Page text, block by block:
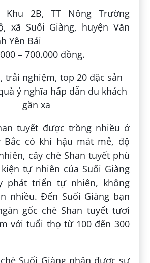
2B, TT Nông Trường
xã Suối Giàng, huyện Văn
Yên Bái
– 700.000 đồng.
tuyết được trồng nhiều ở
Bắc có khí hậu mát mẻ, độ
cây chè Shan tuyết phù
tự nhiên của Suối Giàng
phát triển tự nhiên, không
nhiều. Đến Suối Giàng bạn
gốc chè Shan tuyết tươi
với tuổi thọ từ 100 đến 300
Suối Giàng nhận được sự